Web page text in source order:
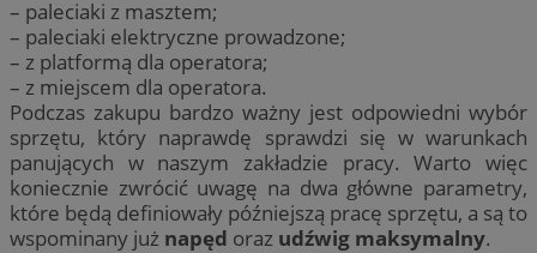
– paleciaki z masztem;
– paleciaki elektryczne prowadzone;
– z platformą dla operatora;
– z miejscem dla operatora.
Podczas zakupu bardzo ważny jest odpowiedni wybór
sprzętu, który naprawdę sprawdzi się w warunkach
panujących w naszym zakładzie pracy. Warto więc
koniecznie zwrócić uwagę na dwa główne parametry,
które będą definiowały późniejszą pracę sprzętu, a są to
wspominany już napęd oraz udźwig maksymalny.